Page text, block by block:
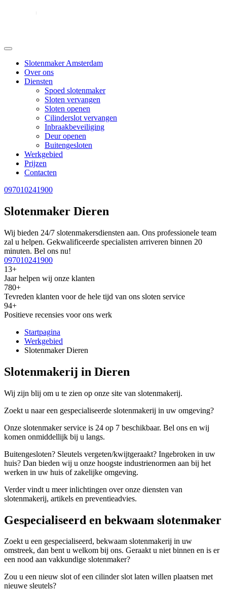
Slotenmaker Amsterdam
Over ons
Diensten
Spoed slotenmaker
Sloten vervangen
Sloten openen
Cilinderslot vervangen
Inbraakbeveiliging
Deur openen
Buitengesloten
Werkgebied
Prijzen
Contacten
097010241900
Slotenmaker Dieren
Wij bieden 24/7 slotenmakersdiensten aan. Ons professionele team
zal u helpen. Gekwalificeerde specialisten arriveren binnen 20
minuten. Bel ons nu!
097010241900
13+
Jaar helpen wij onze klanten
780+
Tevreden klanten voor de hele tijd van ons sloten service
94+
Positieve recensies voor ons werk
Startpagina
Werkgebied
Slotenmaker Dieren
Slotenmakerij in Dieren
Wij zijn blij om u te zien op onze site van slotenmakerij.
Zoekt u naar een gespecialiseerde slotenmakerij in uw omgeving?
Onze slotenmaker service is 24 op 7 beschikbaar. Bel ons en wij
komen onmiddellijk bij u langs.
Buitengesloten? Sleutels vergeten/kwijtgeraakt? Ingebroken in uw
huis? Dan bieden wij u onze hoogste industrienormen aan bij het
werken in uw huis of zakelijke omgeving.
Verder vindt u meer inlichtingen over onze diensten van
slotenmakerij, artikels en preventieadvies.
Gespecialiseerd en bekwaam slotenmaker
Zoekt u een gespecialiseerd, bekwaam slotenmakerij in uw
omstreek, dan bent u welkom bij ons. Geraakt u niet binnen en is er
een nood aan vakkundige slotenmaker?
Zou u een nieuw slot of een cilinder slot laten willen plaatsen met
nieuwe sleutels?